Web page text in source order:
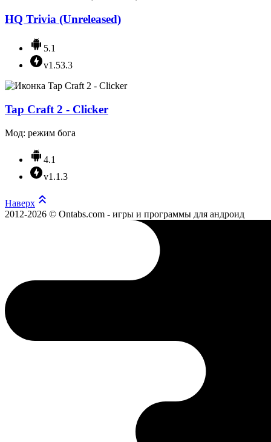
HQ Trivia (Unreleased)
5.1
v1.53.3
Tap Craft 2 - Clicker
Мод: режим бога
4.1
v1.1.3
Наверх
2012-2026 © Ontabs.com - игры и программы для андроид